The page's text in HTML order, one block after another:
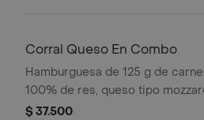
+ bebida PET
Corral Queso En Combo
Hamburguesa de 125 g de carne
100% de res, queso tipo
tomate en rodajas, cebolla en
$ 37.500